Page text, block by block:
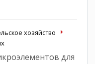
хозяйство
для